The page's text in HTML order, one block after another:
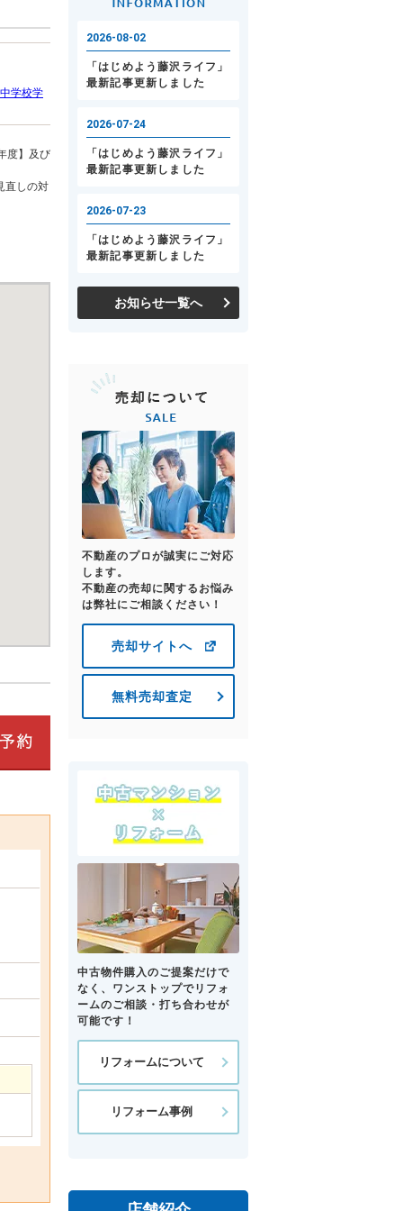
学校学
度】及び
直しの対
お知らせ一覧へ
不動産のプロが誠実にご対応
します。
不動産の売却に関するお悩み
は弊社にご相談ください！
売却サイトへ
無料売却査定
中古物件購入のご提案だけで
なく、ワンストップでリフォ
ームのご相談・打ち合わせが
可能です！
リフォームについて
リフォーム事例